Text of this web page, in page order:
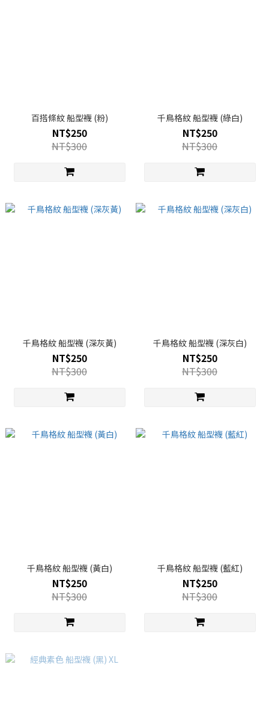
百搭條紋 船型襪 (粉)
NT$250
NT$300
千鳥格紋 船型襪 (綠白)
NT$250
NT$300
千鳥格紋 船型襪 (深灰黃)
NT$250
NT$300
千鳥格紋 船型襪 (深灰白)
NT$250
NT$300
千鳥格紋 船型襪 (黃白)
NT$250
NT$300
千鳥格紋 船型襪 (藍紅)
NT$250
NT$300